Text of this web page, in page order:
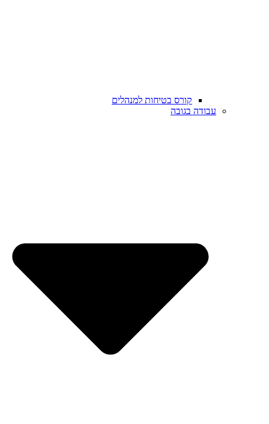
קורס בטיחות למנהלים
עבודה בגובה